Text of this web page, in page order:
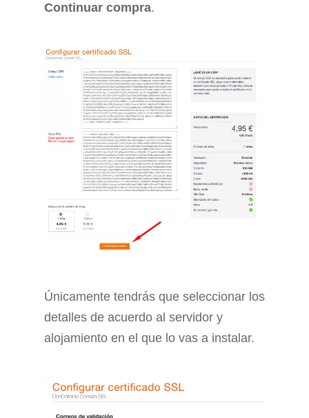
Continuar compra.
Únicamente tendrás que seleccionar los
detalles de acuerdo al servidor y
alojamiento en el que lo vas a instalar.